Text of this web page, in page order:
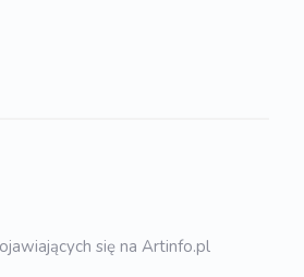
się na Artinfo.pl